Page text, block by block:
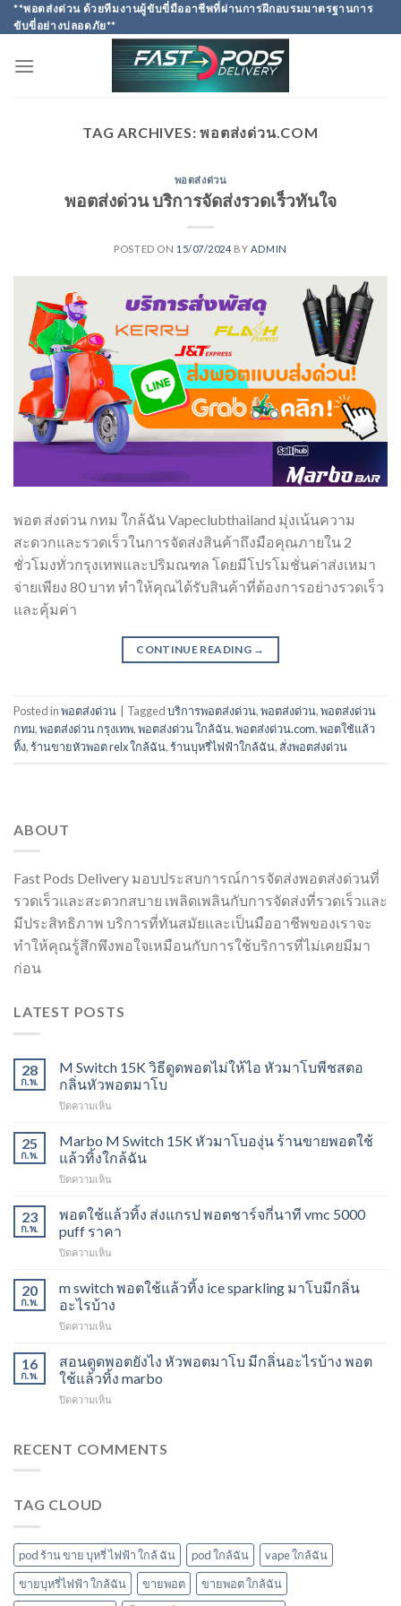
Skip
to
**พอตส่งด่วน ด้วยทีมงานผู้ขับขี่มืออาชีพที่ผ่านการฝึกอบรมมาตรฐานการ
ขับขี่อย่างปลอดภัย**
TAG ARCHIVES:พอตส่งด่วน.COM
พอตส่งด่วน
พอตส่งด่วน บริการจัดส่งรวดเร็วทันใจ
POSTED ON 15/07/2024 BY ADMIN
พอต ส่งด่วน กทม ใกล้ฉัน Vapeclubthailand มุ่งเน้นความ
สะดวกและรวดเร็วในการจัดส่งสินค้าถึงมือคุณภายใน 2
ชั่วโมงทั่วกรุงเทพและปริมณฑล โดยมีโปรโมชั่นค่าส่งเหมา
จ่ายเพียง 80 บาท ทำให้คุณได้รับสินค้าที่ต้องการอย่างรวดเร็ว
และคุ้มค่า
CONTINUE READING →
Posted inพอตส่งด่วน Taggedบริการพอตส่งด่วน,พอตส่งด่วน,พอตส่งด่วน
กทม,พอตส่งด่วน กรุงเทพ,พอตส่งด่วน ใกล้ฉัน,พอตส่งด่วน.com,พอตใช้แล้ว
ทิ้ง,ร้านขายหัวพอต relx ใกล้ฉัน,ร้านบุหรี่ไฟฟ้าใกล้ฉัน, สั่งพอตส่งด่วน
ABOUT
Fast Pods Delivery มอบประสบการณ์การจัดส่งพอตส่งด่วนที่
รวดเร็วและสะดวกสบาย เพลิดเพลินกับการจัดส่งที่รวดเร็วและ
มีประสิทธิภาพ บริการที่ทันสมัยและเป็นมืออาชีพของเราจะ
ทำให้คุณรู้สึกพึงพอใจเหมือนกับการใช้บริการที่ไม่เคยมีมา
ก่อน
LATEST POSTS
28
ก.พ.
M Switch 15K วิธีดูดพอตไม่ให้ไอ หัวมาโบพีชสตอ
กลิ่นหัวพอตมาโบ
ปิดความเห็น
Switch
15K
วิธี
ดูด
ไม่
ให้
หัว
โบ
พีช
กลิ่น
พอ
ตมา
25
ก.พ.
Marbo M Switch 15K หัวมาโบองุ่น ร้านขายพอตใช้
แล้วทิ้งใกล้ฉัน
ปิดความเห็น
M
Switch
15K
หัว
โบ
องุ่น
ขาย
ใช้
แล้ว
ใกล้
23
ก.พ.
พอตใช้แล้วทิ้ง ส่งแกรป พอตชาร์จกี่นาที vmc 5000
puff ราคา
ปิดความเห็น
แล้ว
ทิ้ง
ส่ง
พอต
ชาร์จ
นาที
puff
20
ก.พ.
m switch พอตใช้แล้วทิ้ง ice sparkling มาโบมีกลิ่น
อะไรบ้าง
ปิดความเห็น
switch
พอต
ใช้
แล้ว
sparkling
16
ก.พ.
สอนดูดพอตยังไง หัวพอตมาโบ มีกลิ่นอะไรบ้าง พอต
ใช้แล้วทิ้ง marbo
ปิดความเห็น
พอ
โบ
มี
กลิ่น
อะไร
RECENT COMMENTS
TAG CLOUD
pod ร้าน ขาย บุหรี่ ไฟฟ้า ใกล้ ฉัน pod ใกล้ฉัน
vape ใกล้ฉัน
ขายบุหรี่ไฟฟ้า ใกล้ฉัน
ขายพอต
ขายพอต ใกล้ฉัน